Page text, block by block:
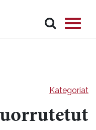
Kategoriat